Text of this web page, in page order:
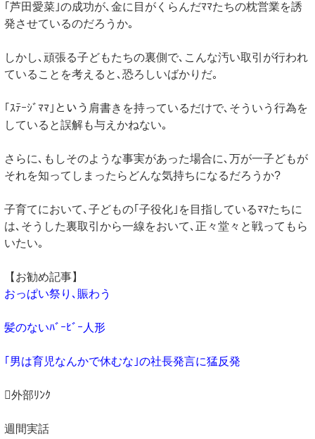
｢芦田愛菜｣の成功が､金に目がくらんだﾏﾏたちの枕営業を誘
発させているのだろうか｡
しかし､頑張る子どもたちの裏側で､こんな汚い取引が行われ
ていることを考えると､恐ろしいばかりだ｡
｢ｽﾃｰｼﾞﾏﾏ｣という肩書きを持っているだけで､そういう行為を
していると誤解も与えかねない｡
さらに､もしそのような事実があった場合に､万が一子どもが
それを知ってしまったらどんな気持ちになるだろうか?
子育てにおいて､子どもの｢子役化｣を目指しているﾏﾏたちに
は､そうした裏取引から一線をおいて､正々堂々と戦ってもら
いたい｡
【お勧め記事】
おっぱい祭り､賑わう
髪のないﾊﾞｰﾋﾞｰ人形
｢男は育児なんかで休むな｣の社長発言に猛反発
外部ﾘﾝｸ
週間実話